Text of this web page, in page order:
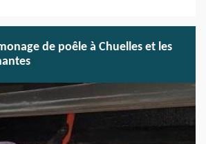
de poêle à Chuelles et les